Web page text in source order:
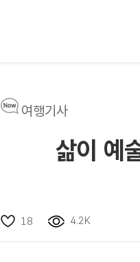
여행기사
삶이 예
18 4.2K